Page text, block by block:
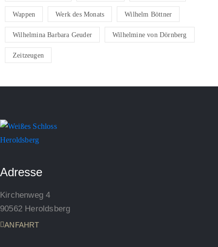
Wappen Werk des Monats Wilhelm Böttner
Wilhelmina Barbara Geuder Wilhelmine von Dörnberg
Zeitzeugen
Adresse
Kirchenweg 4
90562 Heroldsberg
ANFAHRT